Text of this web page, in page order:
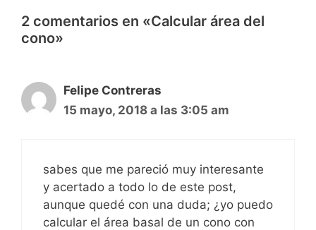
2 comentarios en «Calcular área del
cono»
Felipe Contreras
15 mayo, 2018 a las 3:05 am
sabes que me pareció muy interesante
y acertado a todo lo de este post,
aunque quedé con una duda; ¿yo puedo
calcular el área basal de un cono con